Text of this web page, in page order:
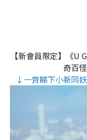
【新會員限定】《U
奇百
↓一齊睇下小新同